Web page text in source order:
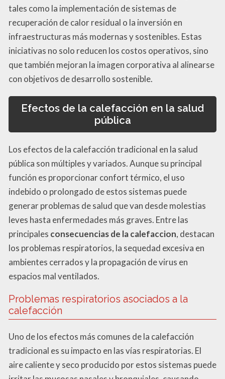
tales como la implementación de sistemas de
recuperación de calor residual o la inversión en
infraestructuras más modernas y sostenibles. Estas
iniciativas no solo reducen los costos operativos, sino
que también mejoran la imagen corporativa al alinearse
con objetivos de desarrollo sostenible.
Efectos de la calefacción en la salud
pública
Los efectos de la calefacción tradicional en la salud
pública son múltiples y variados. Aunque su principal
función es proporcionar confort térmico, el uso
indebido o prolongado de estos sistemas puede
generar problemas de salud que van desde molestias
leves hasta enfermedades más graves. Entre las
principales consecuencias de la calefaccion, destacan
los problemas respiratorios, la sequedad excesiva en
ambientes cerrados y la propagación de virus en
espacios mal ventilados.
Problemas respiratorios asociados a la
calefacción
Uno de los efectos más comunes de la calefacción
tradicional es su impacto en las vías respiratorias. El
aire caliente y seco producido por estos sistemas puede